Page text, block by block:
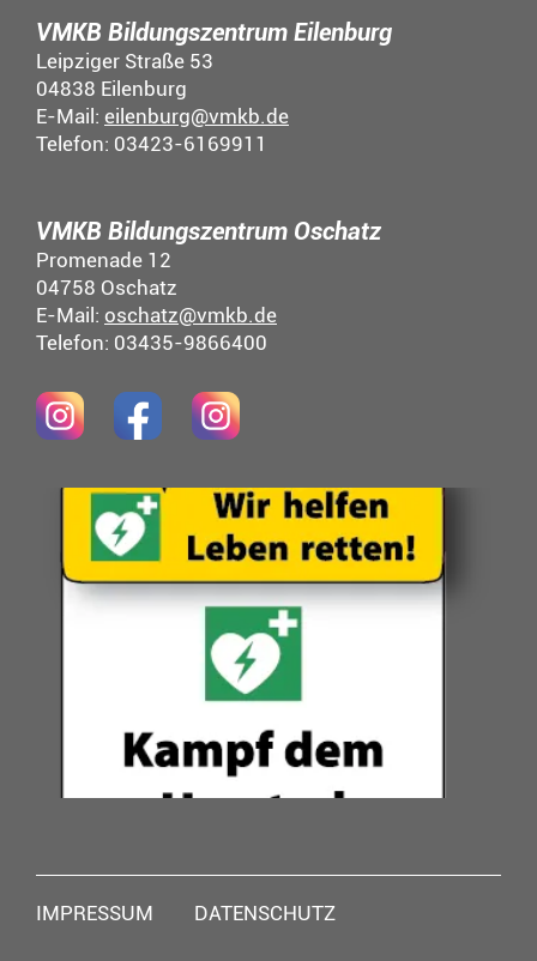
VMKB Bildungszentrum Eilenburg
Leipziger Straße 53
04838 Eilenburg
E-Mail: eilenburg@vmkb.de
Telefon: 03423-6169911
VMKB Bildungszentrum Oschatz
Promenade 12
04758 Oschatz
E-Mail: oschatz@vmkb.de
Telefon: 03435-9866400
Navigation
IMPRESSUM DATENSCHUTZ